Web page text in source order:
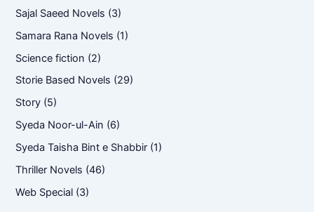
Sajal Saeed Novels (3)
Samara Rana Novels (1)
Science fiction (2)
Storie Based Novels (29)
Story (5)
Syeda Noor-ul-Ain (6)
Syeda Taisha Bint e Shabbir (1)
Thriller Novels (46)
Web Special (3)